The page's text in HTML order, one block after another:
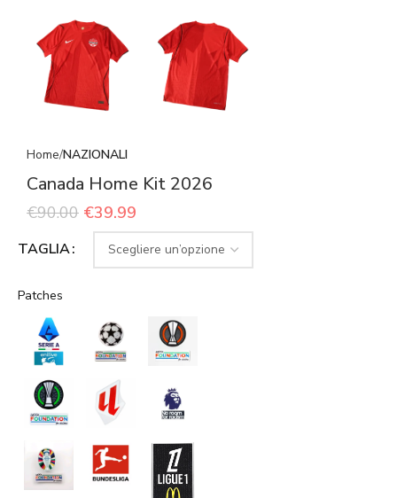
Home NAZIONALI
Canada Home Kit 2026
€90.00 €39.99
TAGLIA
Patches